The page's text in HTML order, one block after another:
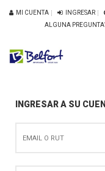
MI CUENTA INGRESAR
ALGUNA
INGRESAR A SU